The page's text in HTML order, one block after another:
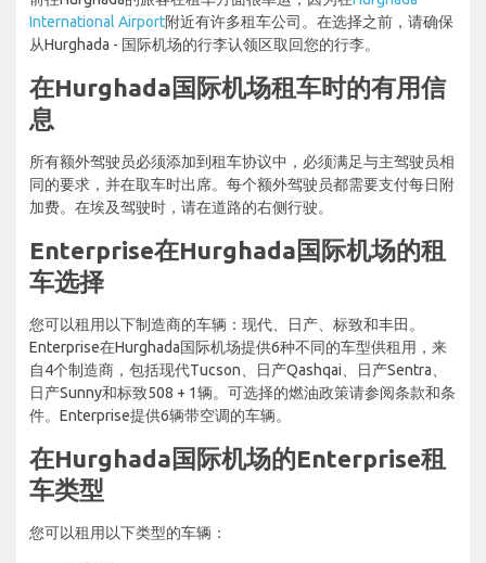
International Airport附近有许多租车公司。在选择之前，请确保
从Hurghada - 国际机场的行李认领区取回您的行李。
在Hurghada国际机场租车时的有用信
息
所有额外驾驶员必须添加到租车协议中，必须满足与主驾驶员相
同的要求，并在取车时出席。每个额外驾驶员都需要支付每日附
加费。在埃及驾驶时，请在道路的右侧行驶。
Enterprise在Hurghada国际机场的租
车选择
您可以租用以下制造商的车辆：现代、日产、标致和丰田。
Enterprise在Hurghada国际机场提供6种不同的车型供租用，来
自4个制造商，包括现代Tucson、日产Qashqai、日产Sentra、
日产Sunny和标致508 + 1辆。可选择的燃油政策请参阅条款和条
件。Enterprise提供6辆带空调的车辆。
在Hurghada国际机场的Enterprise租
车类型
您可以租用以下类型的车辆：